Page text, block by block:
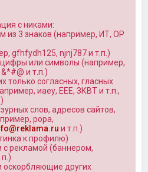
с никами:
из 3 знаков (например, ИТ, OP
gfhfydh125, njnj787 и т.п.)
или символы (например,
и т.п.)
только согласных, гласных
иаеу, ЕЕЕ, ЗКВТ и т.п.,
слов, адресов сайтов,
popa,
и т.п.)
к профилю)
рекламой (баннером,
оскорбляющие других